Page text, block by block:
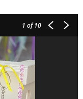
1 of 10